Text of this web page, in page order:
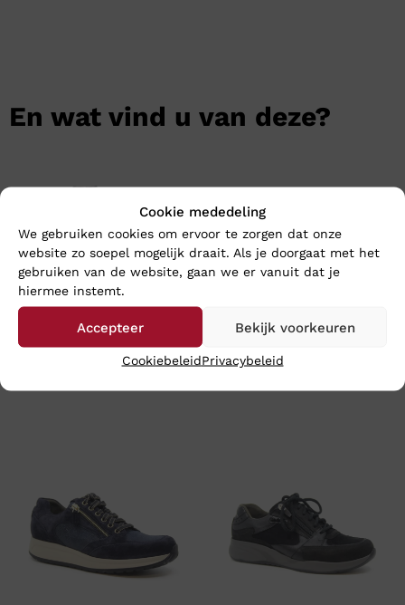
Cookie mededeling
We gebruiken cookies om ervoor te zorgen dat onze
website zo soepel mogelijk draait. Als je doorgaat met het
gebruiken van de website, gaan we er vanuit dat je
hiermee instemt.
Accepteer Bekijk voorkeuren
CookiebeleidPrivacybeleid
En wat vind u van deze?
Footnotes LARA – Wijdte K Footnotes ELKE – Wijdte H